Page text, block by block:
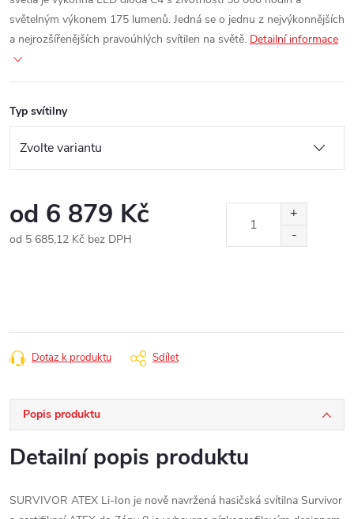
světelným výkonem 175 lumenů. Jedná se o jednu z nejvýkonnějších
a nejrozšířenějších pravoúhlých svítilen na světě. Detailní informace
Typ svítilny
od 6 879 Kč
od 5 685,12 Kč bez DPH
Dotaz k produktu Sdílet
Popis produktu
Detailní popis produktu
SURVIVOR ATEX Li-Ion je nově navržená hasičská svítilna Survivor